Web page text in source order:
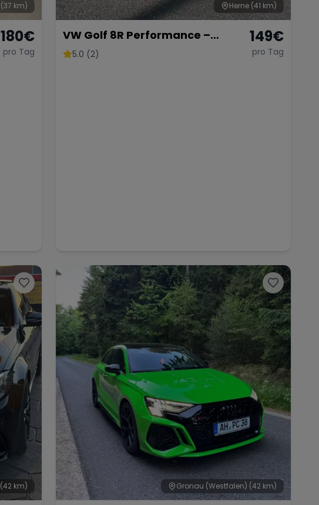
(37 km)
180€
pro Tag
Herne (41 km)
VW Golf 8R Performance –
Sportlich, leistungsstark & top
5.0 (2)
149€
pro Tag
(42 km) Gronau (Westfalen) (42 km)